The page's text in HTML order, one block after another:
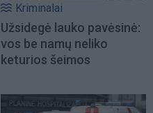
Kriminalai
Užsidegė lauko pavėsinė:
vos be namų neliko
keturios šeimos